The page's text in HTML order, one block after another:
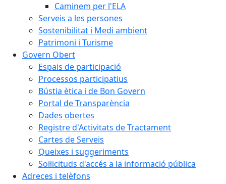
Caminem per l'ELA
Serveis a les persones
Sostenibilitat i Medi ambient
Patrimoni i Turisme
Govern Obert
Espais de participació
Processos participatius
Bústia ètica i de Bon Govern
Portal de Transparència
Dades obertes
Registre d'Activitats de Tractament
Cartes de Serveis
Queixes i suggeriments
Sol·licituds d'accés a la informació pública
Adreces i telèfons